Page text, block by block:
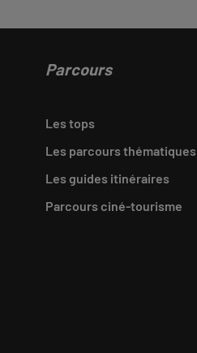
Parcours
Les tops
Les parcours thématiques
Les guides itinéraires
Parcours ciné-tourisme